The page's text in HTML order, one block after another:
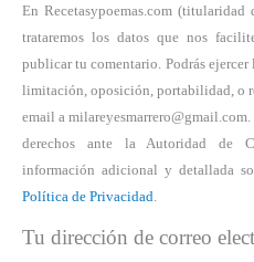
En Recetasypoemas.com
trataremos los datos que nos
publicar tu comentario. Podrás ejercer
limitación, oposición, portabilidad, o
email a
derechos ante la Autoridad de
información adicional y detallada
Política de Privacidad
Tu dirección de correo